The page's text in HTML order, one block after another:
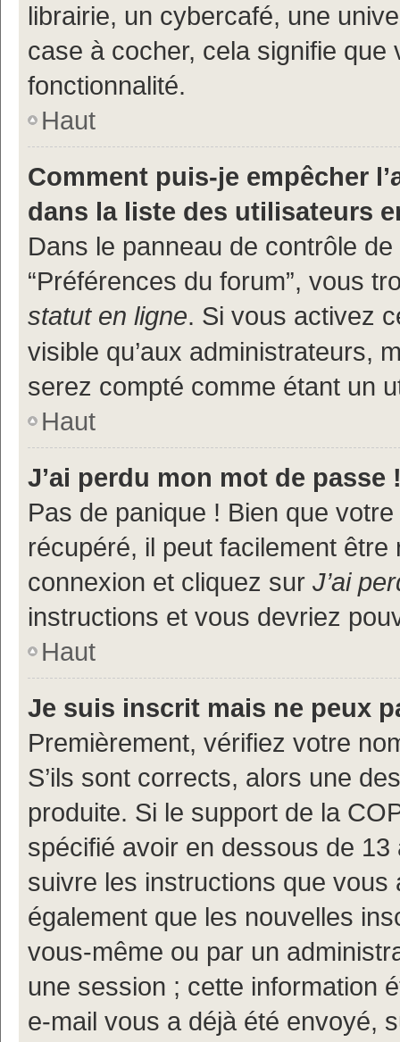
librairie, un cybercafé, une
case à cocher, cela signifie
fonctionnalité.
Haut
Comment puis-je empêcher
dans la liste des utilisateurs
Dans le panneau de contrôle
“Préférences du forum”, vous
statut en ligne. Si vous activez
visible qu’aux administrateurs,
serez compté comme étant un
Haut
J’ai perdu mon mot de passe
Pas de panique ! Bien que
récupéré, il peut facilement
connexion et cliquez sur J’ai
instructions et vous devriez
Haut
Je suis inscrit mais ne peux
Premièrement, vérifiez votre
S’ils sont corrects, alors une
produite. Si le support de la
spécifié avoir en dessous de
suivre les instructions que
également que les nouvelles
vous-même ou par un
une session ; cette information
e-mail vous a déjà été envoyé,